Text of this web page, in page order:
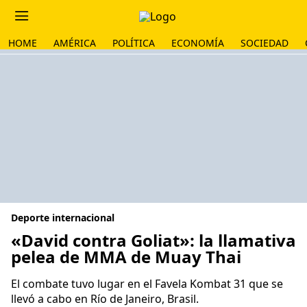
HOME AMÉRICA POLÍTICA ECONOMÍA SOCIEDAD
Deporte internacional
«David contra Goliat»: la llamativa
pelea de MMA de Muay Thai
El combate tuvo lugar en el Favela Kombat 31 que se
llevó a cabo en Río de Janeiro, Brasil.